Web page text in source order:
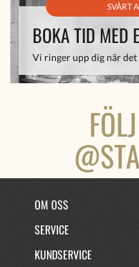
SVÅRT
BOKA TID MED
Vi ringer upp dig när det
OM OSS
SERVICE
KUNDSERVICE